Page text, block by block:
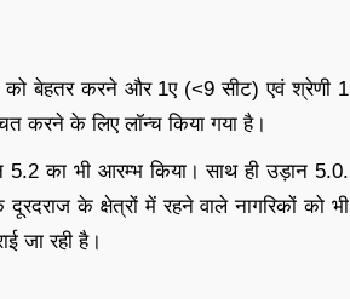
को बेहतर करने और 1ए (<9 सीट) एवं श्रेणी 1
करने के लिए लॉन्च किया गया है।
5.2 का भी आरम्भ किया। साथ ही उड़ान 5.0.
के क्षेत्रों में रहने वाले नागरिकों को भी
जा रही है।